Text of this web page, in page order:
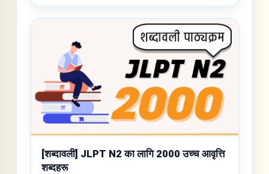
[शब्दावली] JLPT N2 का लागि 2000 उच्च आवृत्ति
शब्दहरू